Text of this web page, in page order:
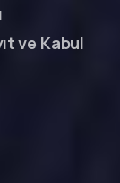
ve Kabul